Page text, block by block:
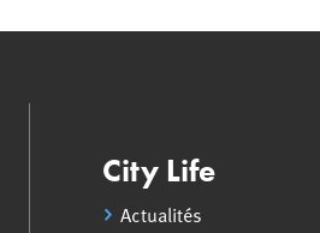
City Life
Actualités